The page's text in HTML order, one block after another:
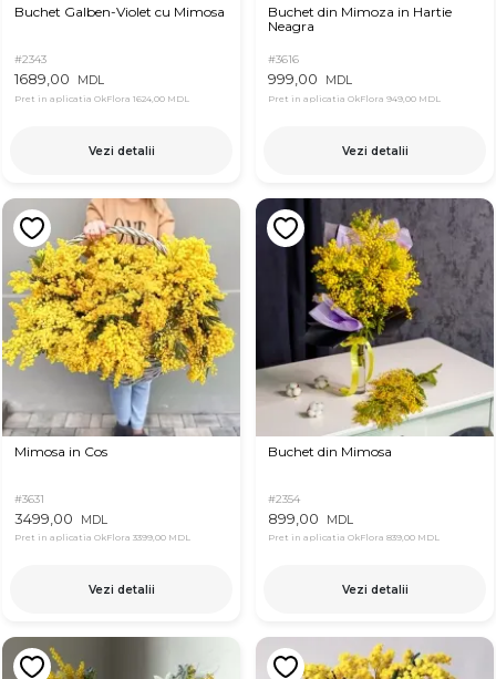
Buchet Galben-Violet cu Mimosa
#2343
1689,00 MDL
Pret in aplicatia OkFlora 1624,00 MDL
Vezi detalii
Buchet din Mimoza in Hartie
Neagra
#3616
999,00 MDL
Pret in aplicatia OkFlora 949,00 MDL
Vezi detalii
Mimosa in Cos
#3631
3499,00 MDL
Pret in aplicatia OkFlora 3399,00 MDL
Vezi detalii
Buchet din Mimosa
#2354
899,00 MDL
Pret in aplicatia OkFlora 839,00 MDL
Vezi detalii